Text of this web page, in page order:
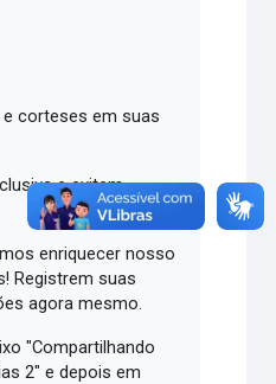
corteses em suas
e evitem
enriquecer nosso
Registrem suas
agora mesmo.
"Compartilhando
2" e depois em